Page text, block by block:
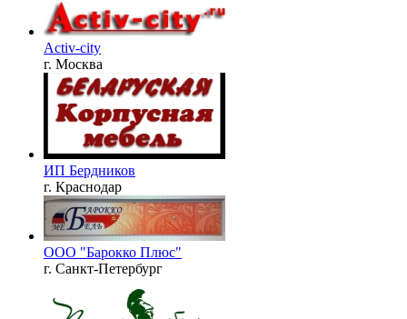
Activ-city
г. Москва
ИП Бердников
г. Краснодар
ООО "Барокко Плюс"
г. Санкт-Петербург